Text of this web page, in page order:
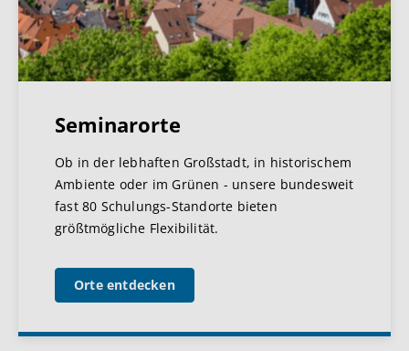
Seminarorte
Ob in der lebhaften Großstadt, in historischem
Ambiente oder im Grünen - unsere bundesweit
fast 80 Schulungs-Standorte bieten
größtmögliche Flexibilität.
Orte entdecken